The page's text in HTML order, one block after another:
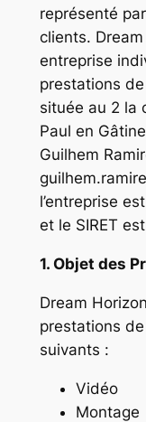
représenté
clients.
entreprise
prestations
située au 2 la
Paul en
Guilhem
l’entreprise est
et le SIRET
1. Objet des
Dream
prestations
suivants :
Vidéo
Montage